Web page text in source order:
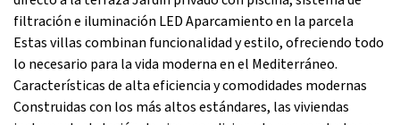
filtración e iluminación LED Aparcamiento en la parcela
Estas villas combinan funcionalidad y estilo, ofreciendo todo
lo necesario para la vida moderna en el Mediterráneo.
Características de alta eficiencia y comodidades modernas
Construidas con los más altos estándares, las viviendas